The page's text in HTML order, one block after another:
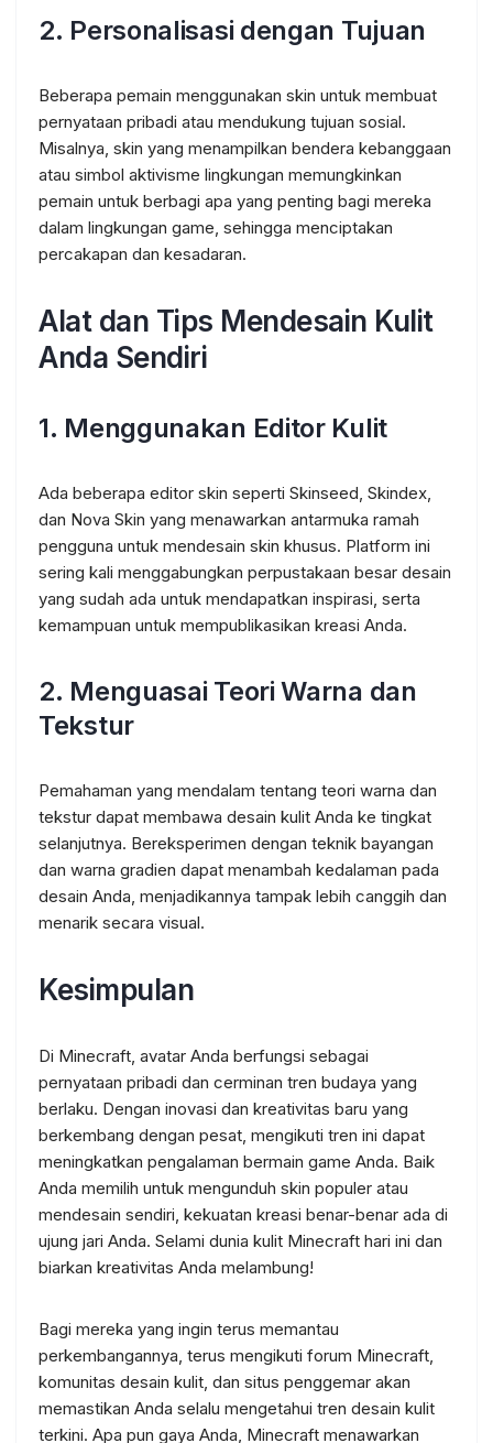
2. Personalisasi dengan Tujuan
Beberapa pemain menggunakan skin untuk membuat
pernyataan pribadi atau mendukung tujuan sosial.
Misalnya, skin yang menampilkan bendera kebanggaan
atau simbol aktivisme lingkungan memungkinkan
pemain untuk berbagi apa yang penting bagi mereka
dalam lingkungan game, sehingga menciptakan
percakapan dan kesadaran.
Alat dan Tips Mendesain Kulit
Anda Sendiri
1. Menggunakan Editor Kulit
Ada beberapa editor skin seperti Skinseed, Skindex,
dan Nova Skin yang menawarkan antarmuka ramah
pengguna untuk mendesain skin khusus. Platform ini
sering kali menggabungkan perpustakaan besar desain
yang sudah ada untuk mendapatkan inspirasi, serta
kemampuan untuk mempublikasikan kreasi Anda.
2. Menguasai Teori Warna dan
Tekstur
Pemahaman yang mendalam tentang teori warna dan
tekstur dapat membawa desain kulit Anda ke tingkat
selanjutnya. Bereksperimen dengan teknik bayangan
dan warna gradien dapat menambah kedalaman pada
desain Anda, menjadikannya tampak lebih canggih dan
menarik secara visual.
Kesimpulan
Di Minecraft, avatar Anda berfungsi sebagai
pernyataan pribadi dan cerminan tren budaya yang
berlaku. Dengan inovasi dan kreativitas baru yang
berkembang dengan pesat, mengikuti tren ini dapat
meningkatkan pengalaman bermain game Anda. Baik
Anda memilih untuk mengunduh skin populer atau
mendesain sendiri, kekuatan kreasi benar-benar ada di
ujung jari Anda. Selami dunia kulit Minecraft hari ini dan
biarkan kreativitas Anda melambung!
Bagi mereka yang ingin terus memantau
perkembangannya, terus mengikuti forum Minecraft,
komunitas desain kulit, dan situs penggemar akan
memastikan Anda selalu mengetahui tren desain kulit
terkini. Apa pun gaya Anda, Minecraft menawarkan